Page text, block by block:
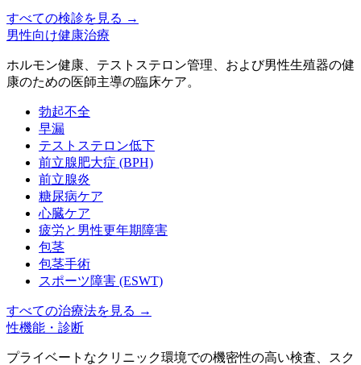
すべての検診を見る →
男性向け健康治療
ホルモン健康、テストステロン管理、および男性生殖器の健
康のための医師主導の臨床ケア。
勃起不全
早漏
テストステロン低下
前立腺肥大症 (BPH)
前立腺炎
糖尿病ケア
心臓ケア
疲労と男性更年期障害
包茎
包茎手術
スポーツ障害 (ESWT)
すべての治療法を見る →
性機能・診断
プライベートなクリニック環境での機密性の高い検査、スク